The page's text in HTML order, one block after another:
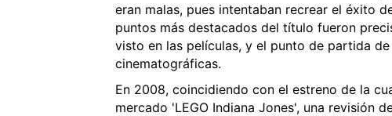
eran malas, pues intentaban recrear el éxito
puntos más destacados del título fueron
visto en las películas, y el punto de partida
cinematográficas.
En 2008, coincidiendo con el estreno de la
mercado 'LEGO Indiana Jones', una revisión